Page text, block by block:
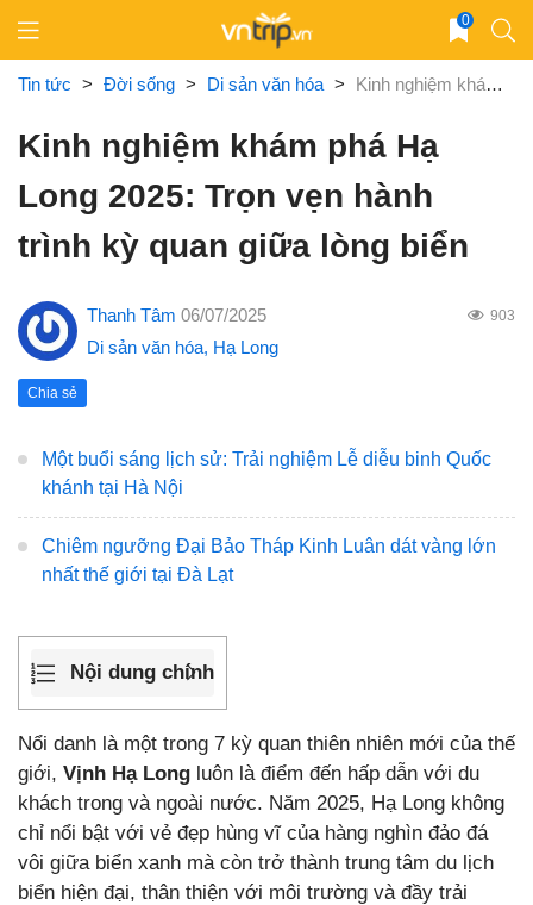
content
0
Tin tức > Đời sống > Di sản văn hóa > Kinh nghiệm khám phá Hạ Long 2025: Trọn vẹn hành trình kỳ quan giữa lòng biển
Kinh nghiệm khám phá Hạ
Long 2025: Trọn vẹn hành
trình kỳ quan giữa lòng biển
Thanh Tâm 06/07/2025 903
Di sản văn hóa, Hạ Long
Chia sẻ
Một buổi sáng lịch sử: Trải nghiệm Lễ diễu binh Quốc
khánh tại Hà Nội
Chiêm ngưỡng Đại Bảo Tháp Kinh Luân dát vàng lớn
nhất thế giới tại Đà Lạt
Nội dung chính
Nổi danh là một trong 7 kỳ quan thiên nhiên mới của thế
giới, Vịnh Hạ Long luôn là điểm đến hấp dẫn với du
khách trong và ngoài nước. Năm 2025, Hạ Long không
chỉ nổi bật với vẻ đẹp hùng vĩ của hàng nghìn đảo đá
vôi giữa biển xanh mà còn trở thành trung tâm du lịch
biển hiện đại, thân thiện với môi trường và đầy trải